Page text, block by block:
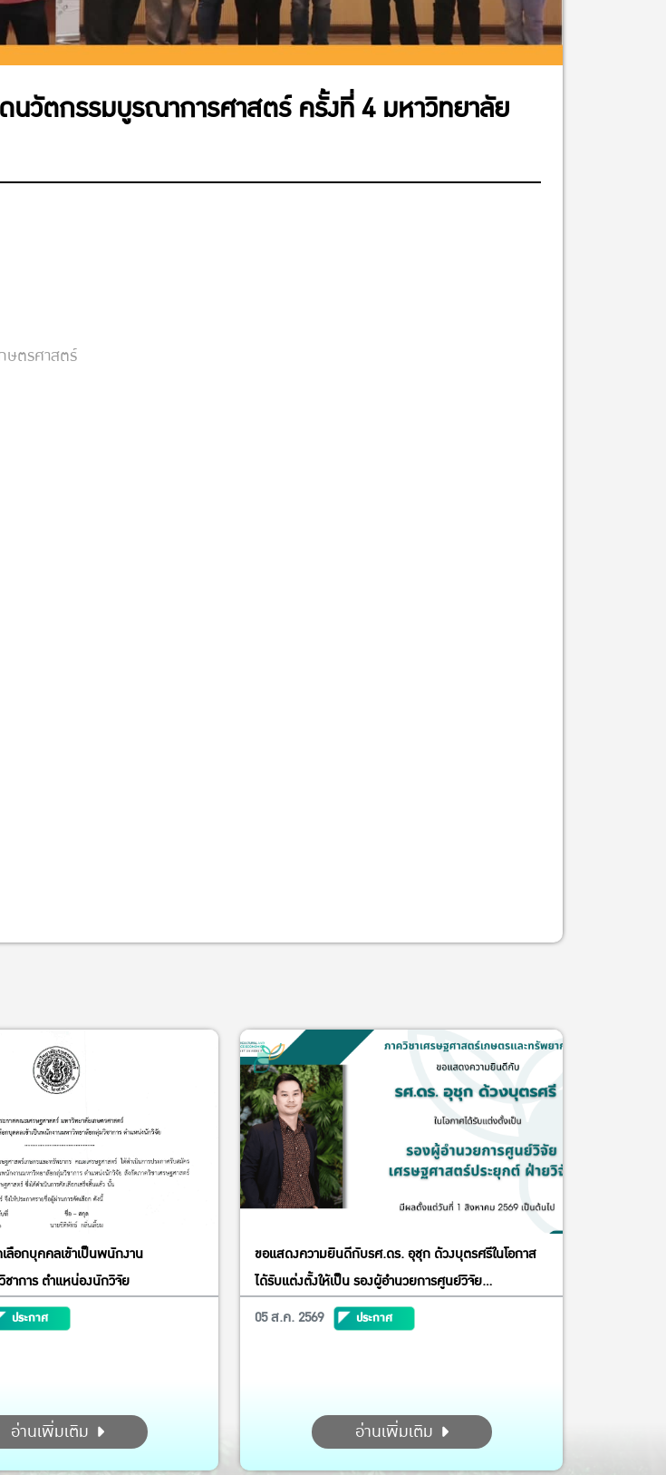
นวัตกรรมบูรณาการศาสตร์ ครั้งที่ 4 มหาวิทยาลัย
ษตรศาสตร์
ลือกบุคคลเข้าเป็นพนักงาน
าการ ตำแหน่องนักวิจัย
ประกาศ
อ่านเพิ่มเติม
ขอแสดงความยินดีกับรศ.ดร. อุชุก ด้วงบุตรศรีในโอกาส
ได้รับแต่งตั้งให้เป็น รองผู้อำนวยการศูนย์วิจัย
เศรษฐศาสตร์ประยุกต์ ฝ่ายวิจัย
05 ส.ค. 2569 ประกาศ
อ่านเพิ่มเติม